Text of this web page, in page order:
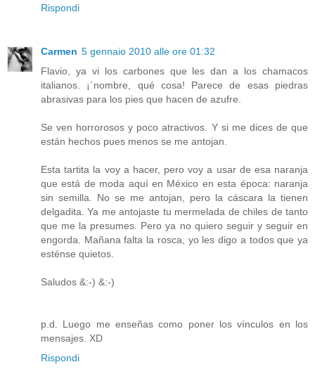
Rispondi
Carmen 5 gennaio 2010 alle ore 01:32
Flavio, ya vi los carbones que les dan a los chamacos
italianos. ¡´nombre, qué cosa! Parece de esas piedras
abrasivas para los pies que hacen de azufre.
Se ven horrorosos y poco atractivos. Y si me dices de que
están hechos pues menos se me antojan.
Esta tartita la voy a hacer, pero voy a usar de esa naranja
que está de moda aquí en México en esta época: naranja
sin semilla. No se me antojan, pero la cáscara la tienen
delgadita. Ya me antojaste tu mermelada de chiles de tanto
que me la presumes. Pero ya no quiero seguir y seguir en
engorda. Mañana falta la rosca, yo les digo a todos que ya
esténse quietos.
Saludos &:-) &:-)
p.d. Luego me enseñas como poner los vínculos en los
mensajes. XD
Rispondi